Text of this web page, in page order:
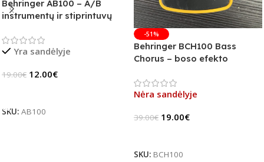
Behringer AB100 – A/B
instrumentų ir stiprintuvų
Yra sandėlyje
19.00€ 12.00€
SKU: AB100
-51%
Behringer BCH100 Bass
Chorus – boso efekto
Nėra sandėlyje
39.00€ 19.00€
SKU: BCH100